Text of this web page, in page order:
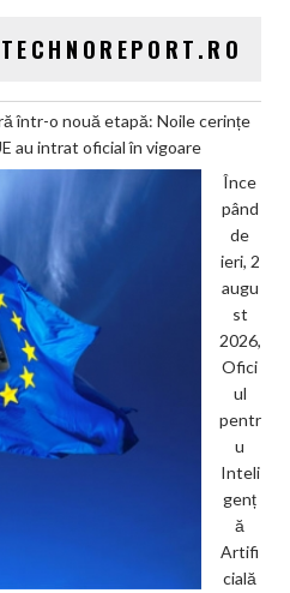
într-o nouă etapă: Noile cerințe
au intrat oficial în vigoare
Înce
pând
de
ieri, 2
augu
st
2026,
Ofici
ul
pentr
u
Inteli
genț
ă
Artifi
cială